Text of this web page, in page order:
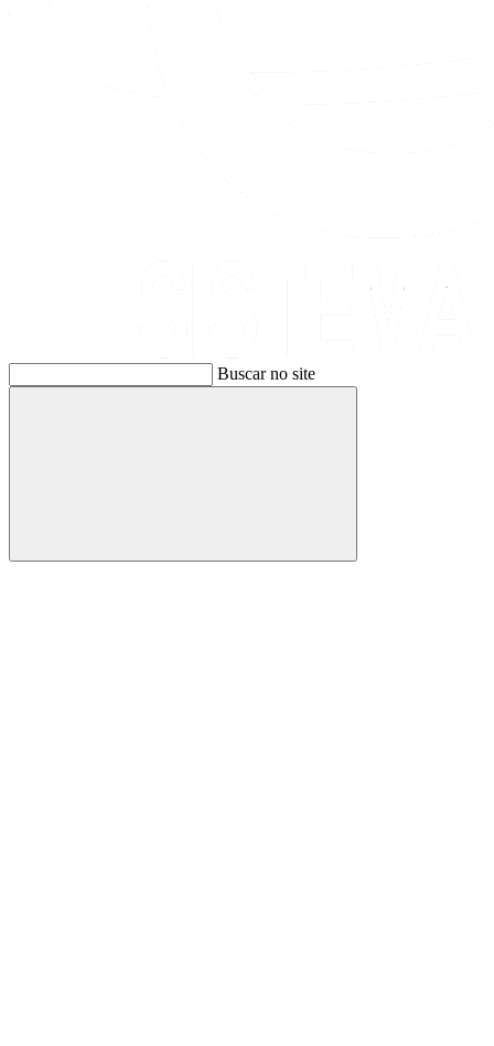
Buscar no site
Buscar